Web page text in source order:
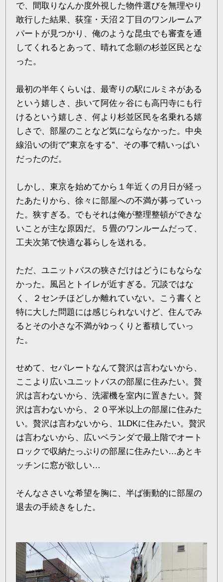
で、間取りなんか度外視した物件選びを無理やり
敢行した結果、荻窪・天沼２丁目のワンルームア
パートが見つかり、俺のような昆虫でも審査を通
してくれるとあって、晴れて念願の杉並区民とな
った。
最初の半年くらいは、最寄りの駅にルミネがある
という嬉しさ、歩いて阿佐ヶ谷にも高円寺にも行
けるという嬉しさ、何より杉並区民を名乗れる嬉
しさで、部屋のことなど気にならなかった。中央
線沿いの街で”東京をする”、その事で精いっぱい
だったのだ。
しかし、東京を始めてから１年近くの月日が経っ
たあたりから、徐々に部屋への不満が募っていっ
た。狭すぎる。でもそれは俺が整理整頓ができな
いことが主な原因だ。５畳のワンルームだって、
工夫次第で快適な暮らしを送れる。
ただ、ユニットバスの狭さだけはどうにもならな
かった。風呂とトイレが近すぎる。冗談ではな
く、２センチほどしか離れていない。こう書くと
特に大した問題には感じられないけど、住んでみ
るとその小さな不満がゆっくりと蓄積していっ
た。
せめて、セパレートなんて贅沢は言わないから、
ここより広いユニットバスの部屋に住みたい。贅
沢は言わないから、洗濯機を室内に置きたい。贅
沢は言わないから、２０平米以上の部屋に住みた
い。贅沢は言わないから、1LDKに住みたい。贅沢
は言わないから、広いベランダで最上階でオート
ロックで収納たっぷりの部屋に住みたい…あとキ
ッチンに窓が欲しい…
そんなささいな希望を胸に、半ば衝動的に部屋の
退去の手続きをした。